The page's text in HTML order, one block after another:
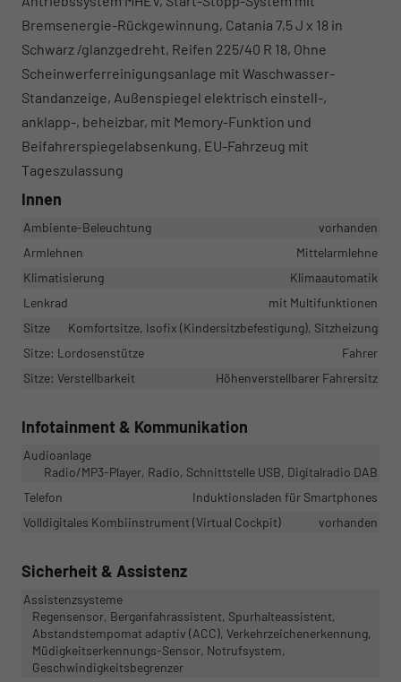
Bremsenergie-Rückgewinnung, Catania 7,5 J x 18 in
Schwarz /glanzgedreht, Reifen 225/40 R 18, Ohne
Scheinwerferreinigungsanlage mit Waschwasser-
Standanzeige, Außenspiegel elektrisch einstell-,
anklapp-, beheizbar, mit Memory-Funktion und
Beifahrerspiegelabsenkung, EU-Fahrzeug mit
Tageszulassung
Innen
Ambiente-Beleuchtung
vorhanden
Armlehnen
Mittelarmlehne
Klimatisierung
Klimaautomatik
Lenkrad
mit Multifunktionen
Sitze
Komfortsitze, Isofix (Kindersitzbefestigung), Sitzheizung
Sitze: Lordosenstütze
Fahrer
Sitze: Verstellbarkeit
Höhenverstellbarer Fahrersitz
Infotainment & Kommunikation
Audioanlage
Radio/MP3-Player, Radio, Schnittstelle USB, Digitalradio DAB
Telefon
Induktionsladen für Smartphones
Volldigitales Kombiinstrument (Virtual Cockpit)
vorhanden
Sicherheit & Assistenz
Assistenzsysteme
Regensensor, Berganfahrassistent, Spurhalteassistent,
Abstandstempomat adaptiv (ACC), Verkehrzeichenerkennung,
Müdigkeitserkennungs-Sensor, Notrufsystem,
Geschwindigkeitsbegrenzer